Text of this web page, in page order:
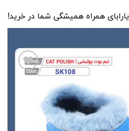
یارابای همراه همیشگی شما در خرید!